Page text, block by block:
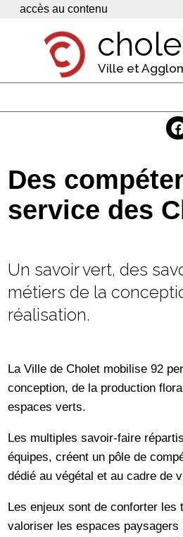
Panneau de gestion des cookies
accès au contenu
Ville et
Economie
Services
Des
service des
Un savoir vert, des
métiers de la
réalisation.
La Ville de Cholet mobilise 92
conception, de la production
espaces verts.
Les multiples savoir-faire
équipes, créent un pôle de
dédié au végétal et au cadre de
Les enjeux sont de conforter les
valoriser les espaces